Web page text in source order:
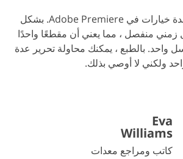
التسلسل يرمز إلى عدة خيارات في Adobe Premiere. بشكل
زمني منفصل ، مما يعني أن مقطعًا واحدًا
واحد. بالطبع ، يمكنك محاولة تحرير عدة
ولكني لا أوصي بذلك.
Eva
Williams
كاتب ومراجع معدات